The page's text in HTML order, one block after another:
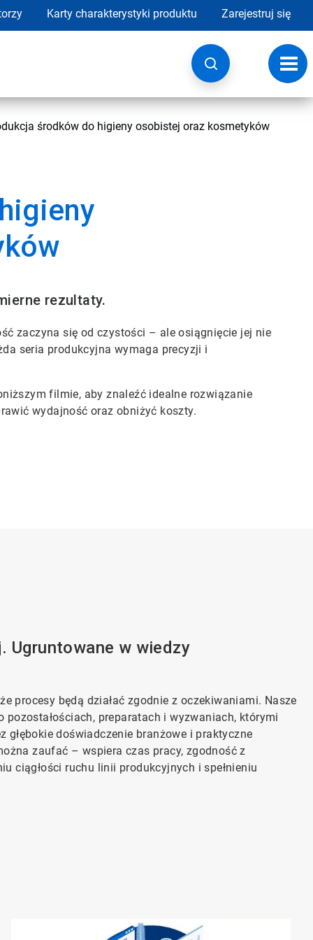
Karty charakterystyki produktu Zarejestruj się
środków do higieny osobistej oraz kosmetyków
rezultaty.
zaczyna się od czystości – ale osiągnięcie jej nie
seria produkcyjna wymaga precyzji i
filmie, aby znaleźć idealne rozwiązanie
wydajność oraz obniżyć koszty.
Ugruntowane w wiedzy
procesy będą działać zgodnie z oczekiwaniami. Nasze
preparatach i wyzwaniach, którymi
głębokie doświadczenie branżowe i praktyczne
zaufać –​​​​​​​ wspiera czas pracy, zgodność z
ciągłości ruchu linii produkcyjnych i spełnieniu